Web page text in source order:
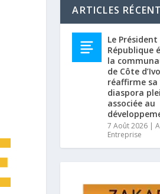
ARTICLES
Le Président
République
la
de Côte
réaffirme sa
diaspora
associée au
7 Août 2026 |
Entreprise